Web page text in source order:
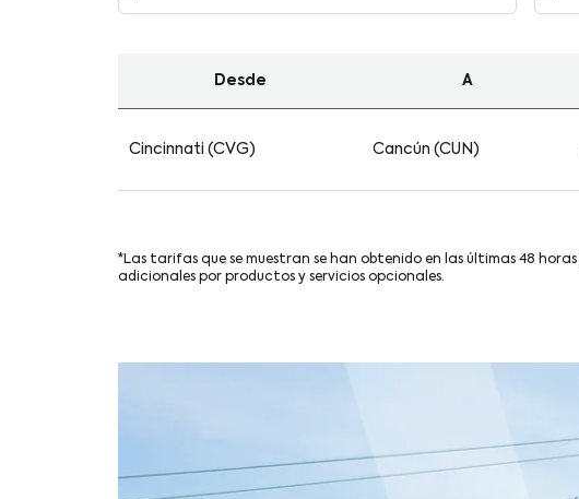
Desde A
Cincinnati (CVG) Cancún (CUN)
*Las tarifas que se muestran se han obtenido en las últimas 48
adicionales por productos y servicios opcionales.